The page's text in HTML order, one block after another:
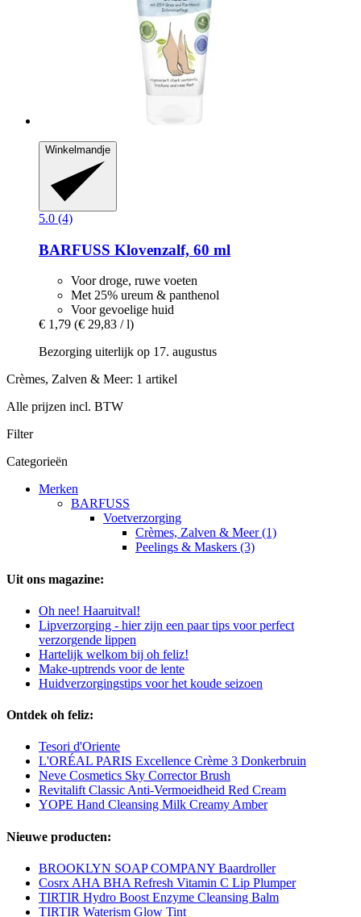
Winkelmandje
5.0 (4)
BARFUSS Klovenzalf, 60 ml
Voor droge, ruwe voeten
Met 25% ureum & panthenol
Voor gevoelige huid
€ 1,79 (€ 29,83 / l)
Bezorging uiterlijk op 17. augustus
Crèmes, Zalven & Meer: 1 artikel
Alle prijzen incl. BTW
Filter
Categorieën
Merken
BARFUSS
Voetverzorging
Crèmes, Zalven & Meer (1)
Peelings & Maskers (3)
Uit ons magazine:
Oh nee! Haaruitval!
Lipverzorging - hier zijn een paar tips voor perfect
verzorgende lippen
Hartelijk welkom bij oh feliz!
Make-uptrends voor de lente
Huidverzorgingstips voor het koude seizoen
Ontdek oh feliz:
Tesori d'Oriente
L'ORÉAL PARIS Excellence Crème 3 Donkerbruin
Neve Cosmetics Sky Corrector Brush
Revitalift Classic Anti-Vermoeidheid Red Cream
YOPE Hand Cleansing Milk Creamy Amber
Nieuwe producten:
BROOKLYN SOAP COMPANY Baardroller
Cosrx AHA BHA Refresh Vitamin C Lip Plumper
TIRTIR Hydro Boost Enzyme Cleansing Balm
TIRTIR Waterism Glow Tint